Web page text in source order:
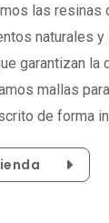
las
naturales
garantizan la
mallas
de forma